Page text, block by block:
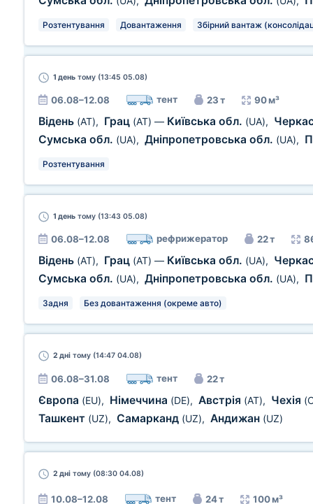
Розтентування Довантаження Збірний вантаж
1 день тому (13:45 05.08)
06.08–12.08 тент 23 т 90 м³
Відень (AT), Грац (AT) — Київська обл. (UA),
Сумська обл. (UA), Дніпропетровська обл. (UA),
Розтентування
1 день тому (13:43 05.08)
06.08–12.08 рефрижератор 22 т
Відень (AT), Грац (AT) — Київська обл. (UA),
Сумська обл. (UA), Дніпропетровська обл. (UA),
Задня Без довантаження (окреме авто)
2 дні тому (14:47 04.08)
06.08–31.08 тент 22 т
Європа (EU), Німеччина (DE), Австрія (AT), Чехія
Ташкент (UZ), Самарканд (UZ), Андижан (UZ)
2 дні тому (08:30 04.08)
10.08–12.08 тент 24 т 100 м³